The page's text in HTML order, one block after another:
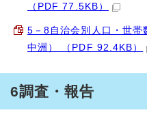
（PDF 77.5KB）
5－8自治会別人口・世帯
中洲） （PDF 92.4KB）
6調査・報告